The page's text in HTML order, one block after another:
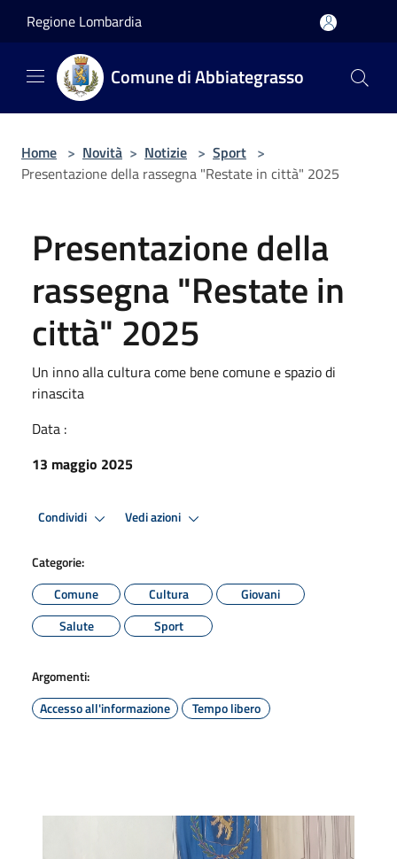
Regione Lombardia
Comune di Abbiategrasso
Home > Novità > Notizie > Sport >
Presentazione della rassegna "Restate in città" 2025
Presentazione della
rassegna "Restate in
città" 2025
Un inno alla cultura come bene comune e spazio di
rinascita
Data :
13 maggio 2025
Condividi Vedi azioni
Categorie:
Comune
Cultura
Giovani
Salute
Sport
Argomenti:
Accesso all'informazione
Tempo libero